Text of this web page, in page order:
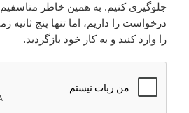
جلوگیری کنیم. به همین خاطر
درخواست را داریم، اما تنها پنج ثانیه
را وارد کنید و به کار خود بازگردید.